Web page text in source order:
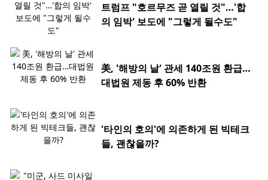
트럼프 "호르무즈 곧 열릴 것"…'합
의 임박' 보도에 "그렇게 될수도"
美, '해방의 날' 관세 140조원 환급…
대법원 제동 후 60% 반환
'타인의 호의'에 의존하게 된 빅테크
들, 괜찮을까?